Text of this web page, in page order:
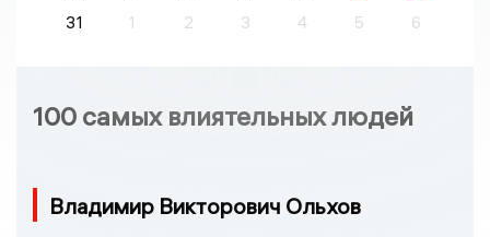
31
1 2 3 4 5 6
100 самых влиятельных людей
Владимир Викторович Ольхов